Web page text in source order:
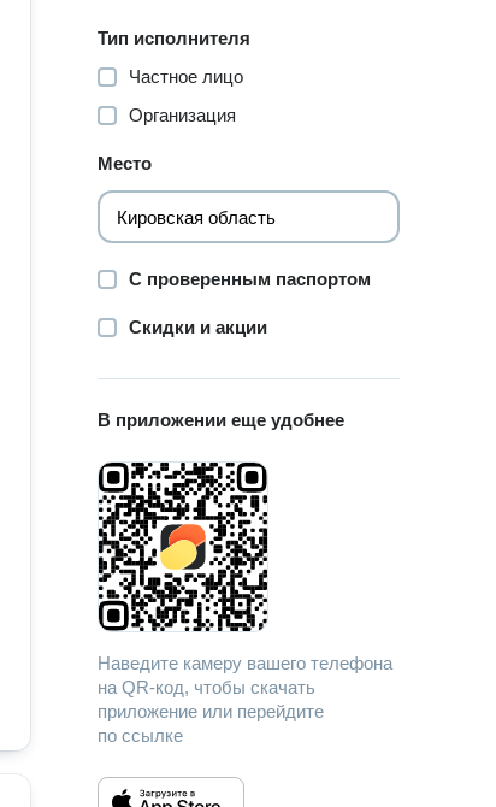
Тип исполнителя
Частное лицо
Организация
Место
С проверенным паспортом
Скидки и акции
В приложении еще удобнее
Наведите камеру вашего телефона
на QR-код, чтобы скачать
приложение или перейдите
по ссылке